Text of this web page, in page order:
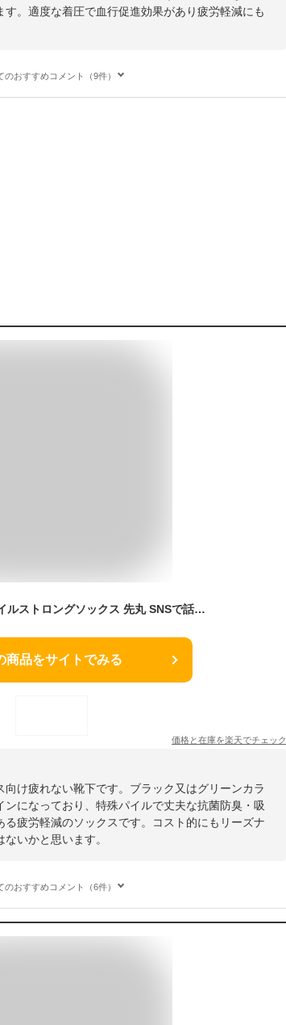
。適度な着圧で血行促進効果があり疲労軽減にも
のおすすめコメント（9件）
ガッツマン PS-01 パイルストロングソックス 先丸 SNSで話題 自衛隊靴下 40km行軍用 疲労軽減 クッション性 足裏の保護 安全靴 ブーツ 半長靴 現場作業 日本製 メンズ レディース アウトドア 釣り キャンプ 登山 アーミー サバゲー
商品をサイトでみる
価格と在庫を楽天でチェック
け疲れない靴下です。ブラック又はグリーンカラ
になっており、特殊パイルで丈夫な抗菌防臭・吸
疲労軽減のソックスです。コスト的にもリーズナ
いかと思います。
のおすすめコメント（6件）